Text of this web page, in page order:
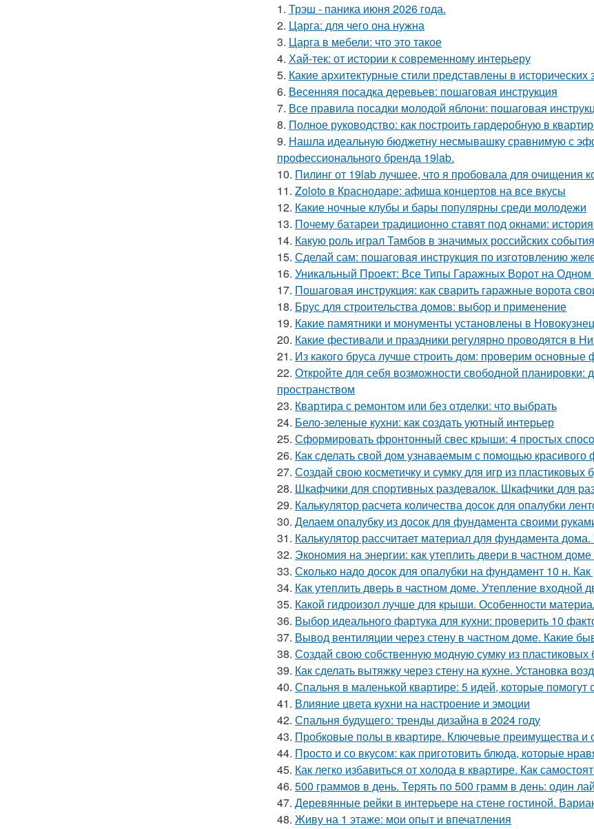
1. Трэш - паника июня 2026 года.
2. Царга: для чего она нужна
3. Царга в мебели: что это такое
4. Хай-тек: от истории к современному интерьеру
5. Какие архитектурные стили представлены в исторических
6. Весенняя посадка деревьев: пошаговая инструкция
7. Все правила посадки молодой яблони: пошаговая
8. Полное руководство: как построить гардеробную в
9. Нашла идеальную бюджетну несмывашку сравнимую с
профессионального бренда 19lab.
10. Пилинг от 19lab лучшее, что я пробовала для очищения
11. Zoloto в Краснодаре: афиша концертов на все вкусы
12. Какие ночные клубы и бары популярны среди молодежи
13. Почему батареи традиционно ставят под окнами:
14. Какую роль играл Тамбов в значимых российских
15. Сделай сам: пошаговая инструкция по изготовлению
16. Уникальный Проект: Все Типы Гаражных Ворот на Одном
17. Пошаговая инструкция: как сварить гаражные ворота
18. Брус для строительства домов: выбор и применение
19. Какие памятники и монументы установлены в
20. Какие фестивали и праздники регулярно проводятся в
21. Из какого бруса лучше строить дом: проверим основные
22. Откройте для себя возможности свободной планировки:
пространством
23. Квартира с ремонтом или без отделки: что выбрать
24. Бело-зеленые кухни: как создать уютный интерьер
25. Сформировать фронтонный свес крыши: 4 простых
26. Как сделать свой дом узнаваемым с помощью красивого
27. Создай свою косметичку и сумку для игр из пластиковых
28. Шкафчики для спортивных раздевалок. Шкафчики для
29. Калькулятор расчета количества досок для опалубки
30. Делаем опалубку из досок для фундамента своими
31. Калькулятор рассчитает материал для фундамента
32. Экономия на энергии: как утеплить двери в частном
33. Сколько надо досок для опалубки на фундамент 10 н. Как
34. Как утеплить дверь в частном доме. Утепление входной
35. Какой гидроизол лучше для крыши. Особенности
36. Выбор идеального фартука для кухни: проверить 10
37. Вывод вентиляции через стену в частном доме. Какие
38. Создай свою собственную модную сумку из пластиковых
39. Как сделать вытяжку через стену на кухне. Установка
40. Спальня в маленькой квартире: 5 идей, которые помогут
41. Влияние цвета кухни на настроение и эмоции
42. Спальня будущего: тренды дизайна в 2024 году
43. Пробковые полы в квартире. Ключевые преимущества и
44. Просто и со вкусом: как приготовить блюда, которые
45. Как легко избавиться от холода в квартире. Как
46. 500 граммов в день. Терять по 500 грамм в день: один
47. Деревянные рейки в интерьере на стене гостиной.
48. Живу на 1 этаже: мои опыт и впечатления